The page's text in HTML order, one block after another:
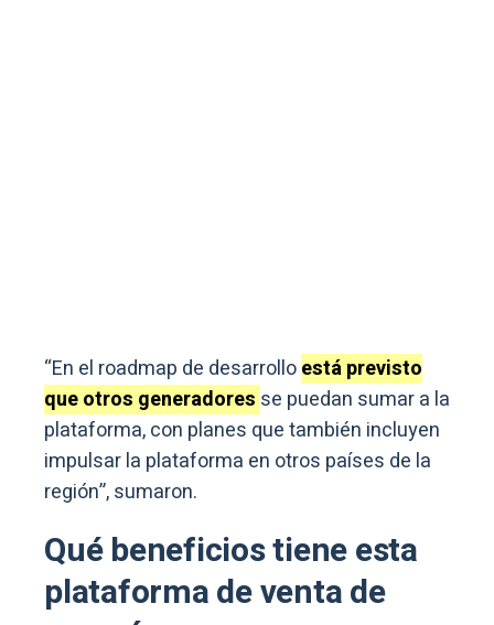
“En el roadmap de desarrolloestá previsto
que otros generadores se puedan sumar a la
plataforma, con planes que también incluyen
impulsar la plataforma en otros países de la
región”, sumaron.
Qué beneficios tiene esta
plataforma de venta de